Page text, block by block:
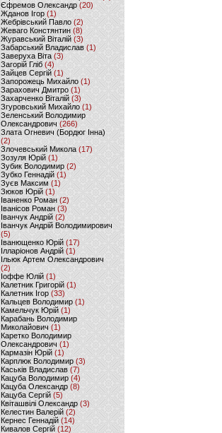
Єфремов Олександр (20)
Жданов Ігор (1)
Жебрівський Павло (2)
Жеваго Констянтин (8)
Журавський Віталій (3)
Забарський Владислав (1)
Заверуха Віта (3)
Загорій Гліб (4)
Зайцев Сергій(1)
Запорожець Михайло (1)
Зарахович Дмитро (1)
Захарченко Віталій (3)
Згуровський Михайло (1)
Зеленський Володимир
Олександрович (266)
Злата Огневич (Бордюг Інна)
(2)
Злочевський Микола(17)
Зозуля Юрій (1)
Зубик Володимир (2)
Зубко Геннадій (1)
Зуєв Максим(1)
Зюков Юрій (1)
Іваненко Роман (2)
Іванісов Роман (3)
Іванчук Андрій(2)
Іванчук Андрій Володимирович
(5)
Іванющенко Юрій (17)
Ілларіонов Андрій (1)
Ільюк Артем Олександрович
(2)
Іоффе Юлій (1)
Калетник Григорій(1)
Калетник Ігор (33)
Кальцев Володимир(1)
Камельчук Юрій (1)
Карабань Володимир
Миколайович (1)
Каретко Володимир
Олександрович (1)
Кармазін Юрій(1)
Карплюк Володимир(3)
Каськів Владислав (7)
Кацуба Володимир (4)
Кацуба Олександр (8)
Кацуба Сергій (5)
Квіташвілі Олександр(3)
Келестин Валерій(2)
Кернес Геннадій (14)
Кивалов Сергій (12)